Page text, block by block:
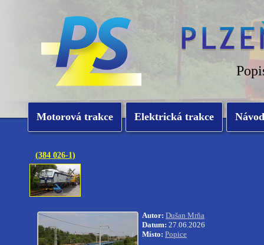
Motorová trakce Elektrická trakce
(384 026-1)
Autor: Dušan Mrňa
Datum: 27.06.2026
Místo: Popice